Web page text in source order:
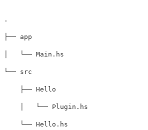
.
├── app
│   └── Main.hs
└── src
├── Hello
│   └── Plugin.hs